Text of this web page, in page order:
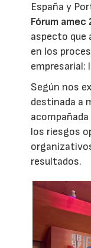
España y
Fórum amec
aspecto que
en los
empresarial:
Según nos
destinada a
los riesgos
resultados.